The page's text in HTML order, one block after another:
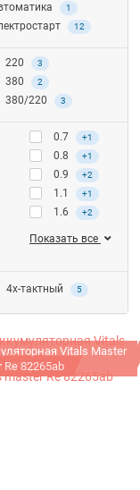
1
12
220 3
380 2
380/220 3
0.7 +1
0.8 +1
0.9 +2
1.1 +1
1.6 +2
Показать все
4х-тактный 5
Vitals Master
1817p82265ab